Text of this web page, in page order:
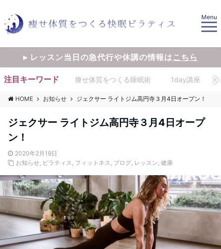
Menu
▸ レッスン当日の急代行や休講の情報はこちら
注目キーワード 痩せ体質をつくる睡眠術 1day講座
HOME お知らせ ジェクサー ライトジム高円寺３月4日オープン！
ジェクサー ライトジム高円寺３月4日オープ
ン！
2020年2月19日
お知らせ, ピラティス, フィットネス, ブログ, レッスン, 健康